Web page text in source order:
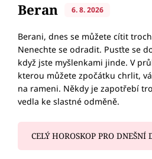
Beran 6. 8. 2026
Berani, dnes se můžete cítit
Nenechte se odradit. Pusťte se
když jste myšlenkami jinde. V
kterou můžete zpočátku chrlit,
na rameni. Někdy je zapotřebí
vedla ke slastné odměně.
CELÝ HOROSKOP PRO DNEŠNÍ